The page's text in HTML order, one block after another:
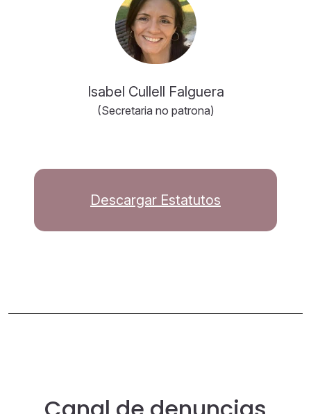
Isabel Cullell Falguera
(Secretaria no patrona)
Descargar Estatutos